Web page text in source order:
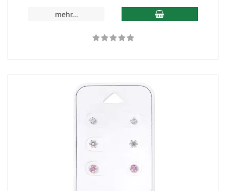
mehr...